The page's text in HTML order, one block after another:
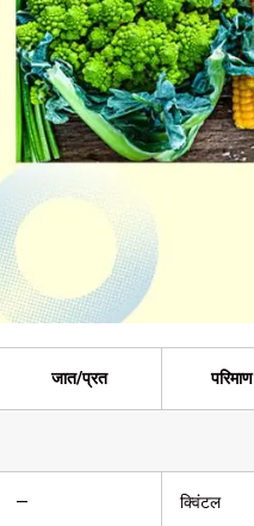
जात/प्रत परिमाण
— क्विंटल